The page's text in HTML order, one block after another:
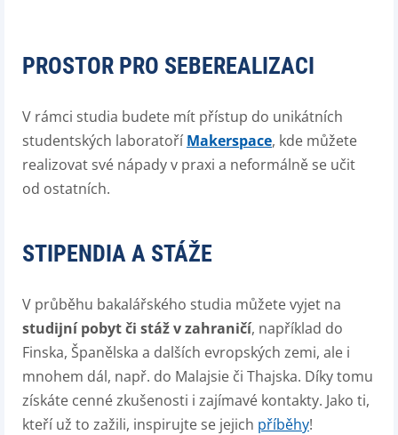
PROSTOR PRO SEBEREALIZACI
V rámci studia budete mít přístup do unikátních
studentských laboratoří Makerspace, kde můžete
realizovat své nápady v praxi a neformálně se učit
od ostatních.
STIPENDIA A STÁŽE
V průběhu bakalářského studia můžete vyjet na
studijní pobyt či stáž v zahraničí, například do
Finska, Španělska a dalších evropských zemi, ale i
mnohem dál, např. do Malajsie či Thajska. Díky tomu
získáte cenné zkušenosti i zajímavé kontakty. Jako ti,
kteří už to zažili, inspirujte se jejich příběhy!